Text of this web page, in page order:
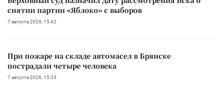
снятии партии «Яблоко» с выборов
7 августа 2026, 15:42
При пожаре на складе автомасел в Брянске
пострадали четыре человека
7 августа 2026, 15:35